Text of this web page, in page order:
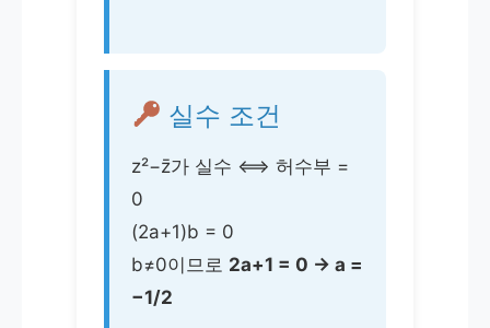
실수 조건
z²−z̄가 실수 ⟺ 허수부 =
0
(2a+1)b = 0
b≠0이므로 2a+1 = 0 → a =
−1/2